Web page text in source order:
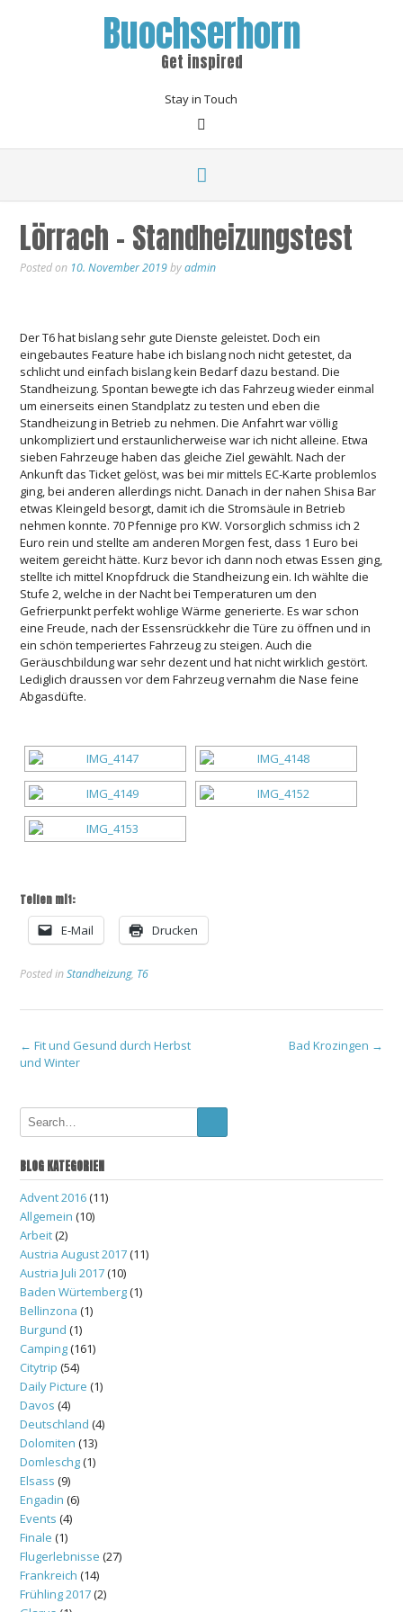
Buochserhorn
Get inspired
Stay in Touch
Lörrach – Standheizungstest
Posted on 10. November 2019byadmin
Der T6 hat bislang sehr gute Dienste geleistet. Doch ein
eingebautes Feature habe ich bislang noch nicht getestet, da
schlicht und einfach bislang kein Bedarf dazu bestand. Die
Standheizung. Spontan bewegte ich das Fahrzeug wieder einmal
um einerseits einen Standplatz zu testen und eben die
Standheizung in Betrieb zu nehmen. Die Anfahrt war völlig
unkompliziert und erstaunlicherweise war ich nicht alleine. Etwa
sieben Fahrzeuge haben das gleiche Ziel gewählt. Nach der
Ankunft das Ticket gelöst, was bei mir mittels EC-Karte problemlos
ging, bei anderen allerdings nicht. Danach in der nahen Shisa Bar
etwas Kleingeld besorgt, damit ich die Stromsäule in Betrieb
nehmen konnte. 70 Pfennige pro KW. Vorsorglich schmiss ich 2
Euro rein und stellte am anderen Morgen fest, dass 1 Euro bei
weitem gereicht hätte. Kurz bevor ich dann noch etwas Essen ging,
stellte ich mittel Knopfdruck die Standheizung ein. Ich wählte die
Stufe 2, welche in der Nacht bei Temperaturen um den
Gefrierpunkt perfekt wohlige Wärme generierte. Es war schon
eine Freude, nach der Essensrückkehr die Türe zu öffnen und in
ein schön temperiertes Fahrzeug zu steigen. Auch die
Geräuschbildung war sehr dezent und hat nicht wirklich gestört.
Lediglich draussen vor dem Fahrzeug vernahm die Nase feine
Abgasdüfte.
Teilen mit:
E-Mail
Drucken
Posted inStandheizung, T6
Post
navigation
← Fit und Gesund durch Herbst
und Winter
Bad Krozingen →
BLOG KATEGORIEN
Advent 2016(11)
Allgemein (10)
Arbeit(2)
Austria August 2017(11)
Austria Juli 2017(10)
Baden Würtemberg(1)
Bellinzona (1)
Burgund (1)
Camping(161)
Citytrip (54)
Daily Picture (1)
Davos (4)
Deutschland (4)
Dolomiten (13)
Domleschg(1)
Elsass (9)
Engadin (6)
Events (4)
Finale (1)
Flugerlebnisse (27)
Frankreich (14)
Frühling 2017(2)